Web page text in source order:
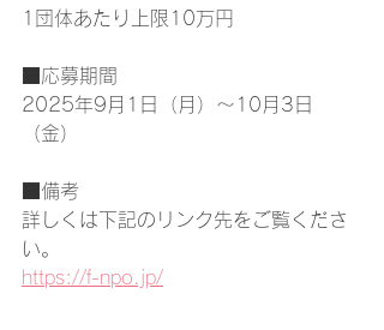
1団体あたり上限10万円
■応募期間
2025年9月1日（月）～10月3日
（金）
■備考
詳しくは下記のリンク先をご覧くださ
い。
https://f-npo.jp/